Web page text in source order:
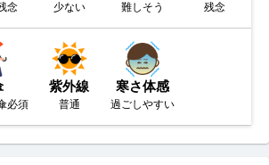
念 少ない 難しそう 残念
必須
紫外線
普通
寒さ体感
過ごしやすい